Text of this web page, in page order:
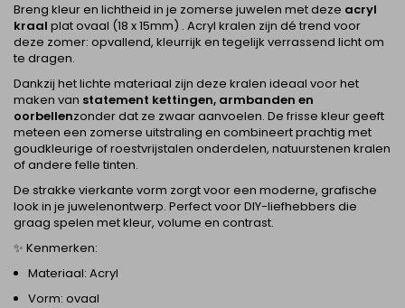
Breng kleur en lichtheid in je zomerse juwelen met deze acryl
kraal plat ovaal (18 x 15mm) . Acryl kralen zijn dé trend voor
deze zomer: opvallend, kleurrijk en tegelijk verrassend licht om
te dragen.
Dankzij het lichte materiaal zijn deze kralen ideaal voor het
maken van statement kettingen, armbanden en
oorbellenzonder dat ze zwaar aanvoelen. De frisse kleur geeft
meteen een zomerse uitstraling en combineert prachtig met
goudkleurige of roestvrijstalen onderdelen, natuurstenen kralen
of andere felle tinten.
De strakke vierkante vorm zorgt voor een moderne, grafische
look in je juwelenontwerp. Perfect voor DIY-liefhebbers die
graag spelen met kleur, volume en contrast.
✨ Kenmerken:
Materiaal: Acryl
Vorm: ovaal